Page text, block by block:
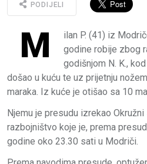
PODIJELI
M
ilan P. (41) iz
godine robije zbog
godišnjom N. K.,
došao u kuću te uz prijetnju
maraka. Iz kuće je otišao sa 10
Njemu je presudu izrekao
razbojništvo koje je, prema
godine oko 23.30 sati u Modriči.